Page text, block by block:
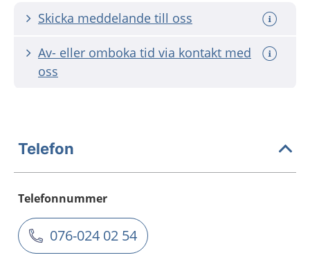
Skicka meddelande till oss
Av- eller omboka tid via kontakt med
oss
Telefon
Telefonnummer
076-024 02 54